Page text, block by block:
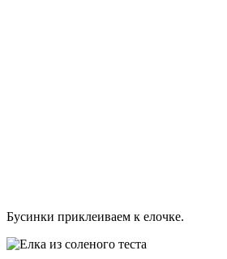
Бусинки приклеиваем к елочке.